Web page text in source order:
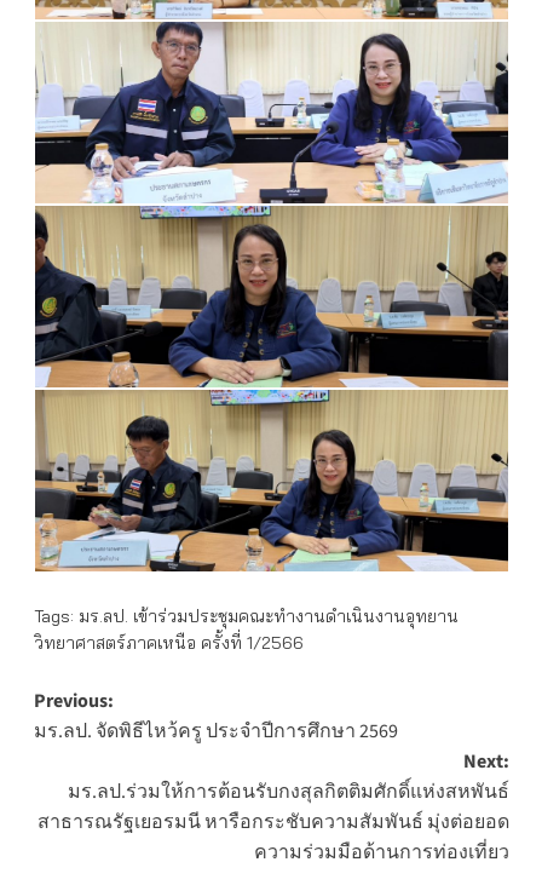
Tags: มร.ลป. เข้าร่วมประชุมคณะทำงานดำเนินงานอุทยาน
วิทยาศาสตร์ภาคเหนือ ครั้งที่ 1/2566
Post
navigation
Previous:
มร.ลป. จัดพิธีไหว้ครู ประจำปีการศึกษา 2569
Next:
มร.ลป.ร่วมให้การต้อนรับกงสุลกิตติมศักดิ์แห่งสหพันธ์
สาธารณรัฐเยอรมนี หารือกระชับความสัมพันธ์ มุ่งต่อยอด
ความร่วมมือด้านการท่องเที่ยว